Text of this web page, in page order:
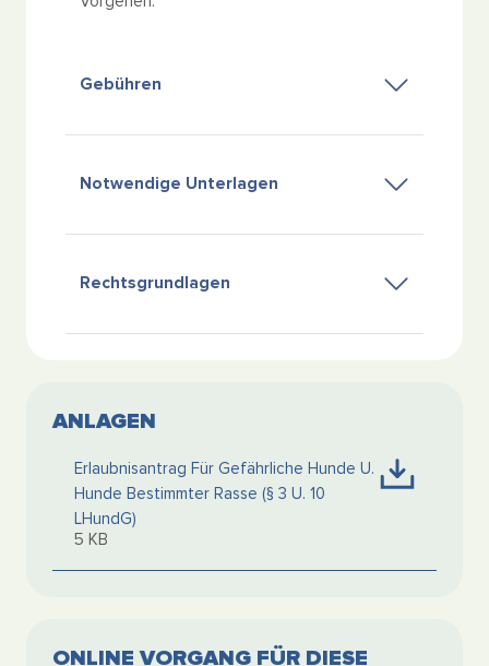
Gebühren
Notwendige Unterlagen
Rechtsgrundlagen
ANLAGEN
Erlaubnisantrag Für Gefährliche Hunde U.
Hunde Bestimmter Rasse (§ 3 U. 10
LHundG)
5 KB
ONLINE VORGANG FÜR DIESE